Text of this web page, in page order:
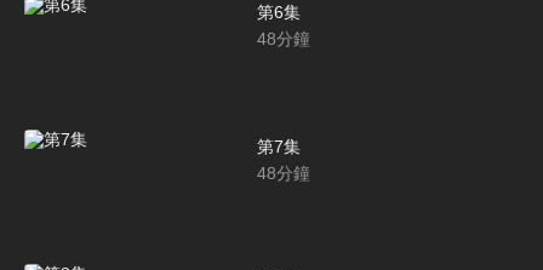
第6集
48分鐘
第7集
48分鐘